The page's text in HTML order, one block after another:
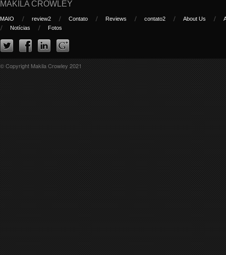
MAKILA CROWLEY
MAIO review2 Contato Reviews contato2 About Us
Notícias
Fotos
© Copyright Makila Crowley 2021